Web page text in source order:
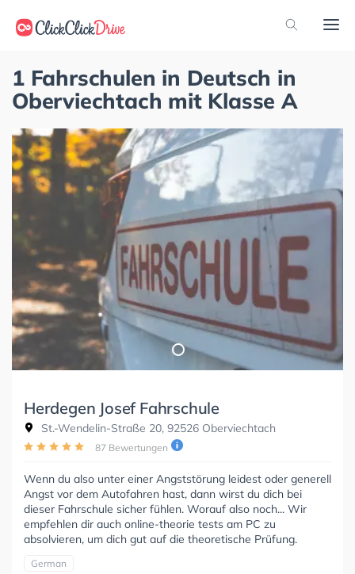
1 Fahrschulen in Deutsch in
Oberviechtach mit Klasse A
Herdegen Josef Fahrschule
St.-Wendelin-Straße 20, 92526 Oberviechtach
87 Bewertungen
Wenn du also unter einer Angststörung leidest oder generell
Angst vor dem Autofahren hast, dann wirst du dich bei
dieser Fahrschule sicher fühlen. Worauf also noch... Wir
empfehlen dir auch online-theorie tests am PC zu
absolvieren, um dich gut auf die theoretische Prüfung.
German